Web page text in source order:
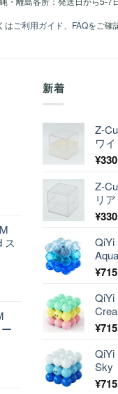
はご利用ガイド FAQをご確
ス
新着
Z-
ワ
¥330
Z-
リア
¥330
QiYi
¥715
QiYi
¥715
QiYi
Sky
¥715